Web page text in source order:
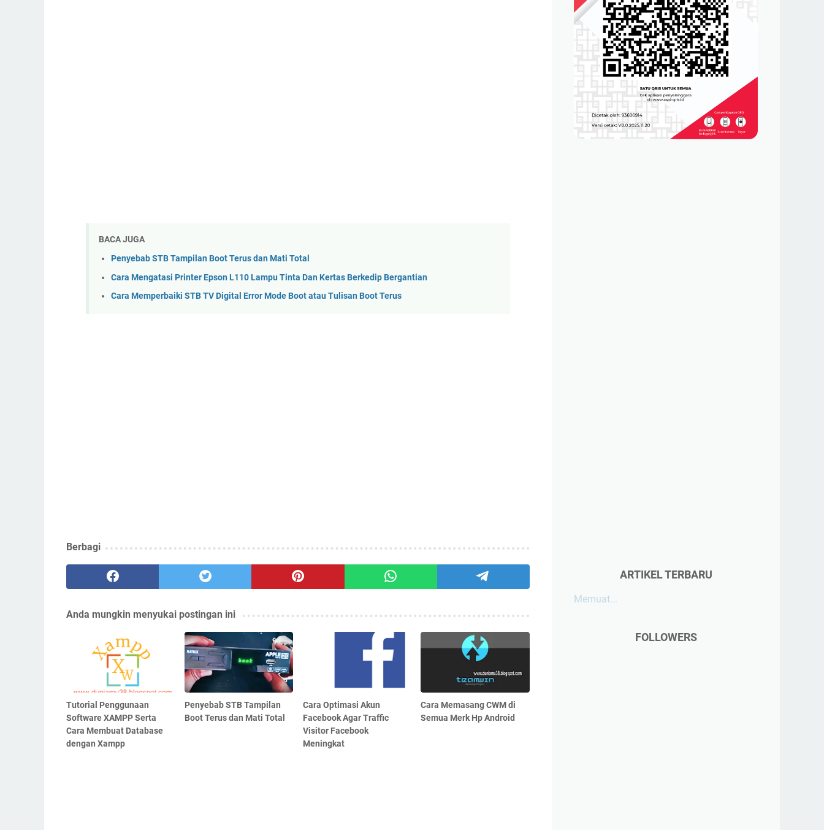
BACA JUGA
Penyebab STB Tampilan Boot Terus dan Mati Total
Cara Mengatasi Printer Epson L110 Lampu Tinta Dan Kertas Berkedip Bergantian
Cara Memperbaiki STB TV Digital Error Mode Boot atau Tulisan Boot Terus
Berbagi
Anda mungkin menyukai postingan ini
Tutorial Penggunaan
Software XAMPP Serta
Cara Membuat Database
dengan Xampp
Penyebab STB Tampilan
Boot Terus dan Mati Total
Cara Optimasi Akun
Facebook Agar Traffic
Visitor Facebook
Meningkat
Cara Memasang CWM di
Semua Merk Hp Android
ARTIKEL TERBARU
Memuat...
FOLLOWERS